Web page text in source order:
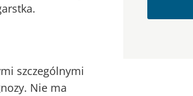
szczególnymi
Nie ma